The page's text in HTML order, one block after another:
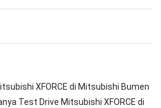
XFORCE di Mitsubishi Bumen
Test Drive Mitsubishi XFORCE di